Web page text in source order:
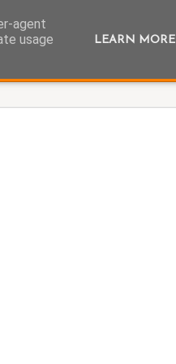
agent
usage
LEARN MORE